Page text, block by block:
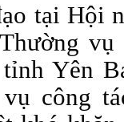
tại Hội
Yên
công